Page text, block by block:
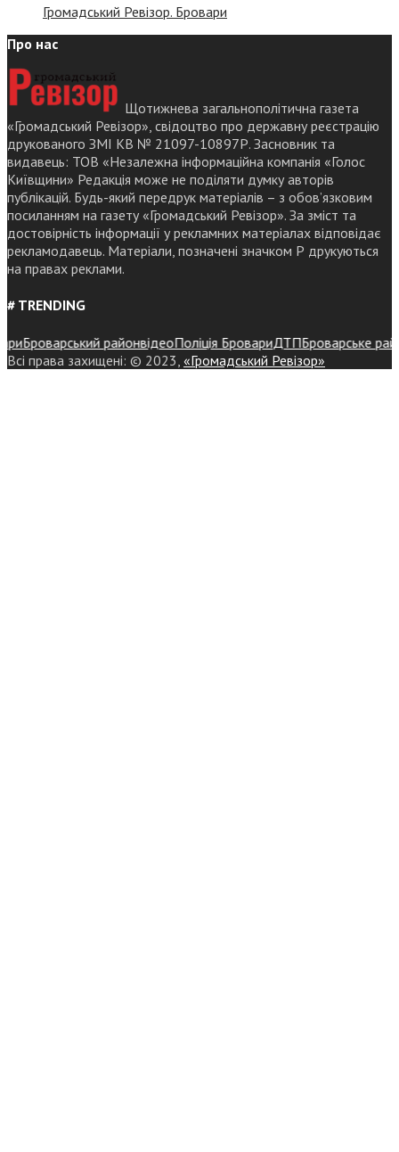
Громадський Ревізор. Бровари
Про нас
Щотижнева загальнополітична газета
«Громадський Ревізор», свідоцтво про державну реєстрацію
друкованого ЗМІ КВ № 21097-10897Р. Засновник та
видавець: ТОВ «Незалежна інформаційна компанія «Голос
Київщини» Редакція може не поділяти думку авторів
публікацій. Будь-який передрук матеріалів – з обов’язковим
посиланням на газету «Громадський Ревізор». За зміст та
достовірність інформації у рекламних матеріалах відповідає
рекламодавець. Матеріали, позначені значком Р друкуються
на правах реклами.
# TRENDING
Броварський районвідеоПоліція БровариДТПБроварське
Всі права захищені: © 2023, «Громадський Ревізор»